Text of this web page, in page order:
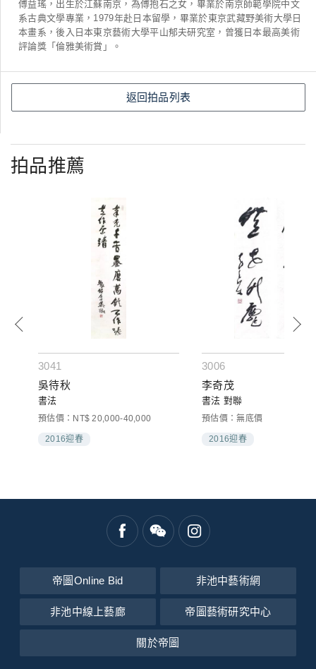
傅益瑤，出生於江蘇南京，為傅抱石之女，畢業於南京師範學院中文
系古典文學專業，1979年赴日本留學，畢業於東京武藏野美術大學日
本畫系，後入日本東京藝術大學平山郁夫研究室，曾獲日本最高美術
評論獎「倫雅美術賞」。
返回拍品列表
拍品推薦
3041
吳待秋
書法
預估價：NT$ 20,000-40,000
2016迎春
3006
李奇茂
書法 對聯
預估價：無底價
2016迎春
帝圖Online Bid 非池中藝術網
非池中線上藝廊 帝圖藝術研究中心
關於帝圖